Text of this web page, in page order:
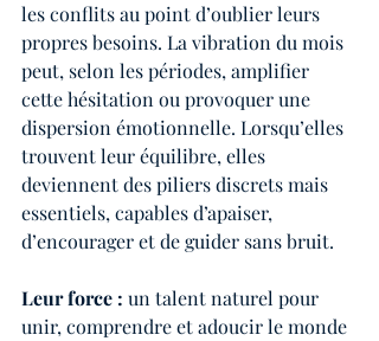
les conflits au point d’oublier leurs
propres besoins. La vibration du mois
peut, selon les périodes, amplifier
cette hésitation ou provoquer une
dispersion émotionnelle. Lorsqu’elles
trouvent leur équilibre, elles
deviennent des piliers discrets mais
essentiels, capables d’apaiser,
d’encourager et de guider sans bruit.
Leur force : un talent naturel pour
unir, comprendre et adoucir le monde